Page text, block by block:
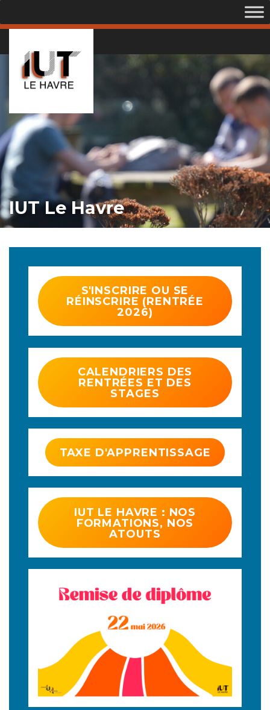
IUT Le Havre
S'INSCRIRE OU SE
RÉINSCRIRE (RENTRÉE
2026)
CALENDRIERS DES
RENTRÉES ET DES
STAGES
TAXE D'APPRENTISSAGE
IUT LE HAVRE : NOS
FORMATIONS, NOS
ATOUTS